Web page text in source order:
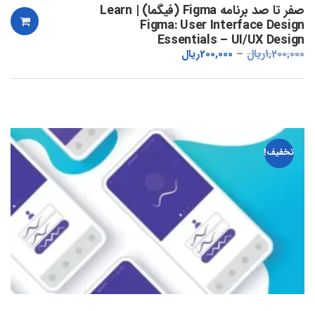
صفر تا صد برنامه Figma (فیگما) | Learn
Figma: User Interface Design
Essentials – UI/UX Design
1,200,000ریال 200,000ریال
تخفیف!